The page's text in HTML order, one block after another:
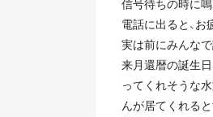
信号待ちの時に鳴
電話に出ると、お
実は前にみんな
来月還暦の誕生
ってくれそうな
んが居てくれる